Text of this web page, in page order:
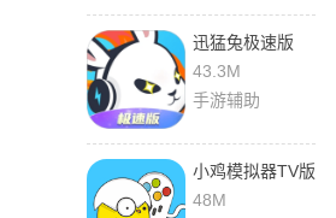
迅猛兔极速版
1.0.8.3 手机版
43.3M
手游辅助
小鸡模拟器TV版
1.3.1 最新版
48M